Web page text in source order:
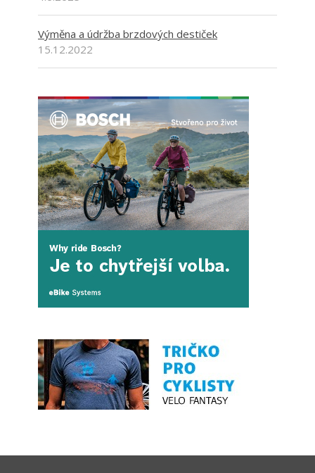
Výměna a údržba brzdových destiček
15.12.2022